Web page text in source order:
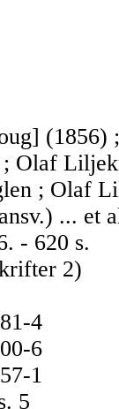
(1856)
; Olaf
; Olaf
... et
- 620 s.
2)
4
6
1
5